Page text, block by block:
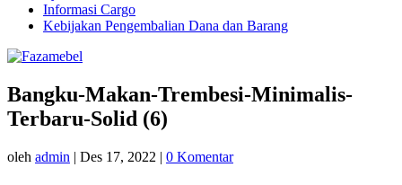
Informasi Cargo
Kebijakan Pengembalian Dana dan Barang
Bangku-Makan-Trembesi-Minimalis-
Terbaru-Solid (6)
oleh admin | Des 17, 2022 | 0 Komentar